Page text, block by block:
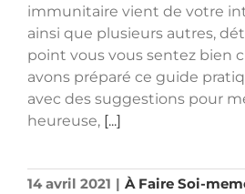
immunitaire vient de votre
ainsi que plusieurs autres,
point vous vous sentez bien
avons préparé ce guide
avec des suggestions pour
heureuse, [...]
14 avril 2021 | À Faire Soi-